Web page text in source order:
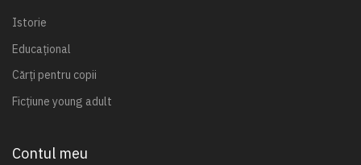
Istorie
Educațional
Cărți pentru copii
Ficțiune young adult
Contul meu